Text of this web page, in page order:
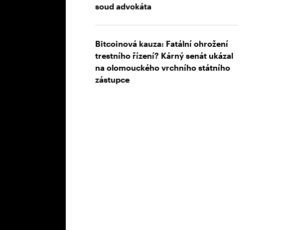
soud advokáta
Bitcoinová kauza: Fatální ohrožení
trestního řízení? Kárný senát ukázal
na olomouckého vrchního státního
zástupce